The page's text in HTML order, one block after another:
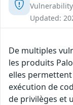
Updated:
De multiples
les produits
elles
exécution de
de privilèges et